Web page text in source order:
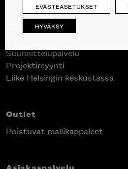
Skanno
Suunnittelupalvelu
Projektimyynti
Liike Helsingin keskustassa
Outlet
Poistuvat mallikappaleet
EVÄSTEASETUKSET
HYVÄKSY